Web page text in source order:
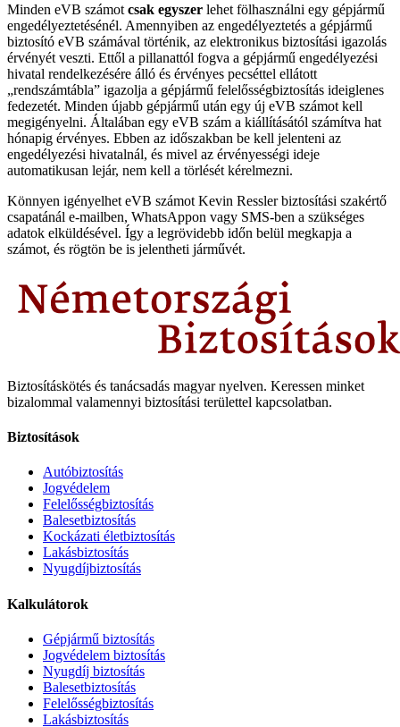
Minden eVB számot csak egyszer lehet fölhasználni egy gépjármű
engedélyeztetésénél. Amennyiben az engedélyeztetés a gépjármű
biztosító eVB számával történik, az elektronikus biztosítási igazolás
érvényét veszti. Ettől a pillanattól fogva a gépjármű engedélyezési
hivatal rendelkezésére álló és érvényes pecséttel ellátott
„rendszámtábla” igazolja a gépjármű felelősségbiztosítás ideiglenes
fedezetét. Minden újabb gépjármű után egy új eVB számot kell
megigényelni. Általában egy eVB szám a kiállításától számítva hat
hónapig érvényes. Ebben az időszakban be kell jelenteni az
engedélyezési hivatalnál, és mivel az érvényességi ideje
automatikusan lejár, nem kell a törlését kérelmezni.
Könnyen igényelhet eVB számot Kevin Ressler biztosítási szakértő
csapatánál e-mailben, WhatsAppon vagy SMS-ben a szükséges
adatok elküldésével. Így a legrövidebb időn belül megkapja a
számot, és rögtön be is jelentheti járművét.
Biztosításkötés és tanácsadás magyar nyelven. Keressen minket
bizalommal valamennyi biztosítási területtel kapcsolatban.
Biztosítások
Autóbiztosítás
Jogvédelem
Felelősségbiztosítás
Balesetbiztosítás
Kockázati életbiztosítás
Lakásbiztosítás
Nyugdíjbiztosítás
Kalkulátorok
Gépjármű biztosítás
Jogvédelem biztosítás
Nyugdíj biztosítás
Balesetbiztosítás
Felelősségbiztosítás
Lakásbiztosítás